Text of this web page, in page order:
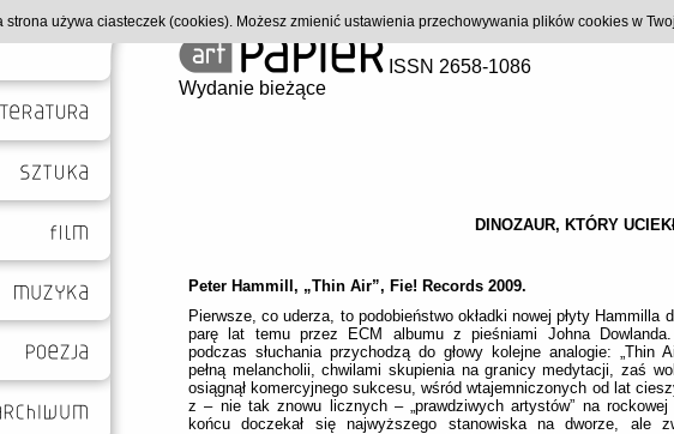
ISSN 2658-1086
Wydanie bieżące
DINOZAUR, KTÓRY
Peter Hammill, „Thin Air”, Fie! Records 2009.
Pierwsze, co uderza, to podobieństwo okładki nowej płyty Hammilla
parę lat temu przez ECM albumu z pieśniami Johna
podczas słuchania przychodzą do głowy kolejne analogie: „Thin
pełną melancholii, chwilami skupienia na granicy medytacji, zaś
osiągnął komercyjnego sukcesu, wśród wtajemniczonych od lat
z – nie tak znowu licznych – „prawdziwych artystów” na
końcu doczekał się najwyższego stanowiska na dworze, ale
strona używa ciasteczek (cookies). Możesz zmienić ustawienia przechowywania plików cookies w